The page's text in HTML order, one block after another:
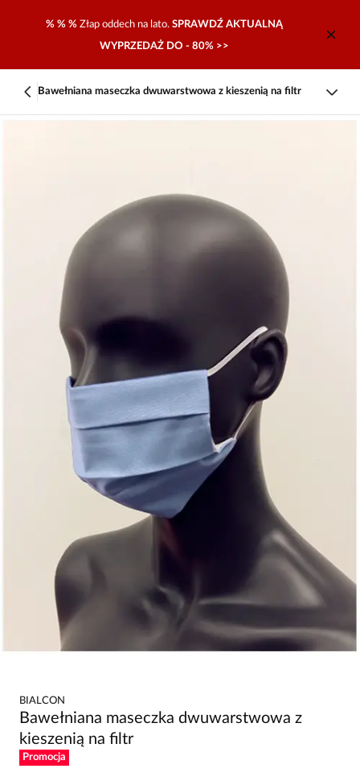
% % % Złap oddech na lato. SPRAWDŹ AKTUALNĄ
WYPRZEDAŻ DO - 80% >>
Bawełniana maseczka dwuwarstwowa z kieszenią na filtr
BIALCON
Bawełniana maseczka dwuwarstwowa z
kieszenią na filtr
Promocja